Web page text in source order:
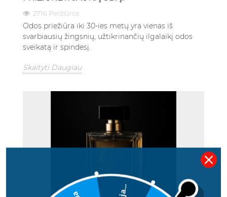
2716 Peržiūros
Odos priežiūra iki 30-ies metų yra vienas iš
svarbiausių žingsnių, užtikrinančių ilgalaikį odos
sveikatą ir spindesį.
Skaityti Daugiau